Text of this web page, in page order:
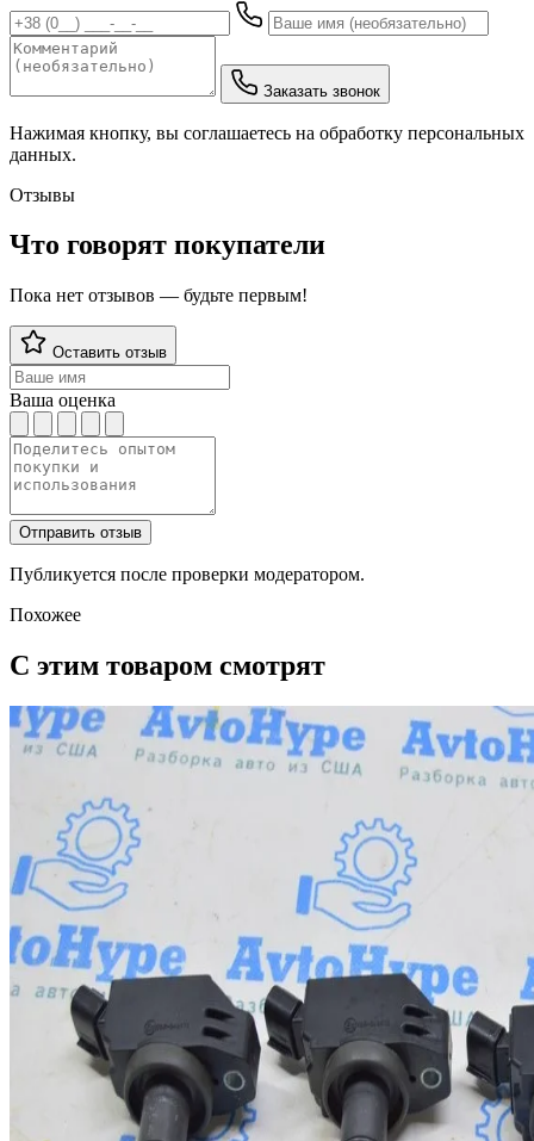
Заказать звонок
Нажимая кнопку, вы соглашаетесь на обработку персональных
данных.
Отзывы
Что говорят покупатели
Пока нет отзывов — будьте первым!
Оставить отзыв
Ваша оценка
Отправить отзыв
Публикуется после проверки модератором.
Похожее
С этим товаром смотрят